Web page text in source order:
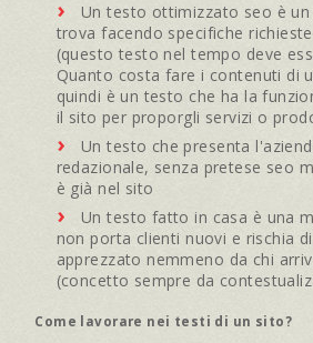
Un testo ottimizzato seo è
trova facendo specifiche
(questo testo nel tempo deve
Quanto costa fare i contenuti di
quindi è un testo che ha la
il sito per proporgli servizi o
Un testo che presenta
redazionale, senza pretese seo
è già nel sito
Un testo fatto in casa è una
non porta clienti nuovi e rischia
apprezzato nemmeno da chi
(concetto sempre da
Come lavorare nei testi di un sito?